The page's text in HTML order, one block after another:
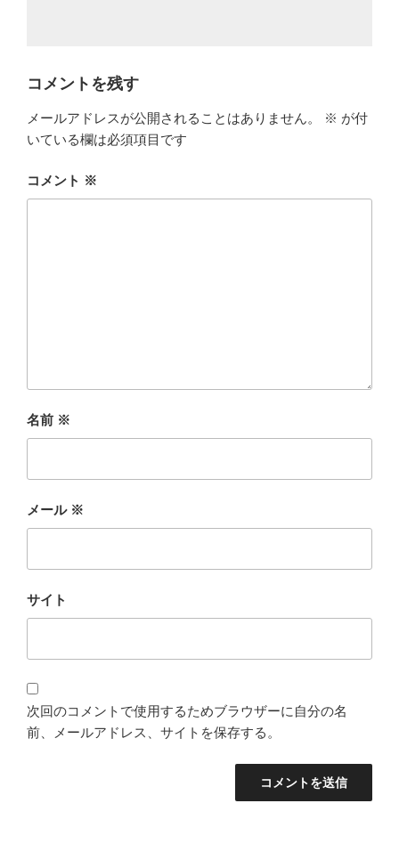
コメントを残す
メールアドレスが公開されることはありません。 ※ が付
いている欄は必須項目です
コメント ※
名前 ※
メール ※
サイト
次回のコメントで使用するためブラウザーに自分の名
前、メールアドレス、サイトを保存する。